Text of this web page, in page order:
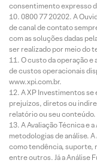
consentimento expresso
0800 77 20202. A
de canal de contato
com as soluções dadas
ser realizado por meio do
O custo da operação e
de custos operacionais
www.xpi.com.br.
A XP Investimentos se
prejuízos, diretos ou
relatório ou seu conteúdo.
A Avaliação Técnica e
metodologias de análise.
como tendência, suporte,
entre outros. Já a Análise